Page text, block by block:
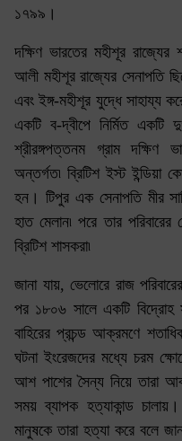
১৭৯৯।
দক্ষিণ ভারতের মহীশূর রাজ্যের
আলী মহীশূর রাজ্যের সেনাপতি
এবং ইঙ্গ-মহীশূর যুদ্ধে সাহায্য
একটি ব-দ্বীপে নির্মিত একটি
শ্রীরঙ্গপত্তনম গ্রাম দক্ষিণ
অন্তর্গত৷ ব্রিটিশ ইস্ট ইন্ডিয়া
হন। টিপুর এক সেনাপতি মীর
হাত মেলান৷ পরে তার
ব্রিটিশ শাসকরা৷
জানা যায়, ভেলোরে রাজ
পর ১৮০৬ সালে একটি বিদ্রোহ
বাহিরের প্রচন্ড আক্রমণে
ঘটনা ইংরেজদের মধ্যে চরম
আশ পাশের সৈন্য নিয়ে তারা
সময় ব্যাপক হত্যাকান্ড
মানুষকে তারা হত্যা করে বলে